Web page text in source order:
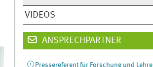
VIDEOS
ANSPRECHPARTNER
Pressereferent für Forschung und Lehre